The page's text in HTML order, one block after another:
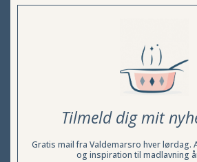
Tilmeld dig mit
Gratis mail fra Valdemarsro hver lørdag.
og inspiration til madlavning